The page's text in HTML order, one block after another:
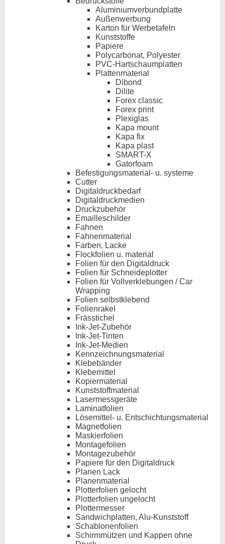
Aluminiumverbundplatte
Außenwerbung
Karton für Werbetafeln
Kunststoffe
Papiere
Polycarbonat, Polyester
PVC-Hartschaumplatten
Plattenmaterial
Dibond
Dilite
Forex classic
Forex print
Plexiglas
Kapa mount
Kapa fix
Kapa plast
SMART-X
Gatorfoam
Befestigungsmaterial- u. systeme
Cutter
Digitaldruckbedarf
Digitaldruckmedien
Druckzubehör
Emailleschilder
Fahnen
Fahnenmaterial
Farben, Lacke
Flockfolien u. material
Folien für den Digitaldruck
Folien für Schneideplotter
Folien für Vollverklebungen / Car
Wrapping
Folien selbstklebend
Folienrakel
Frässtichel
Ink-Jet-Zubehör
Ink-Jet-Tinten
Ink-Jet-Medien
Kennzeichnungsmaterial
Klebebänder
Klebemittel
Kopiermaterial
Kunststoffmaterial
Lasermessgeräte
Laminatfolien
Lösemittel- u. Entschichtungsmaterial
Magnetfolien
Maskierfolien
Montagefolien
Montagezubehör
Papiere für den Digitaldruck
Planen Lack
Planenmaterial
Plotterfolien gelocht
Plotterfolien ungelocht
Plottermesser
Sandwichplatten, Alu-Kunststoff
Schablonenfolien
Schirmmützen und Kappen ohne